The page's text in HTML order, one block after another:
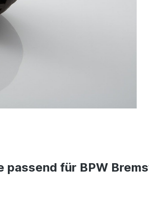
für BPW